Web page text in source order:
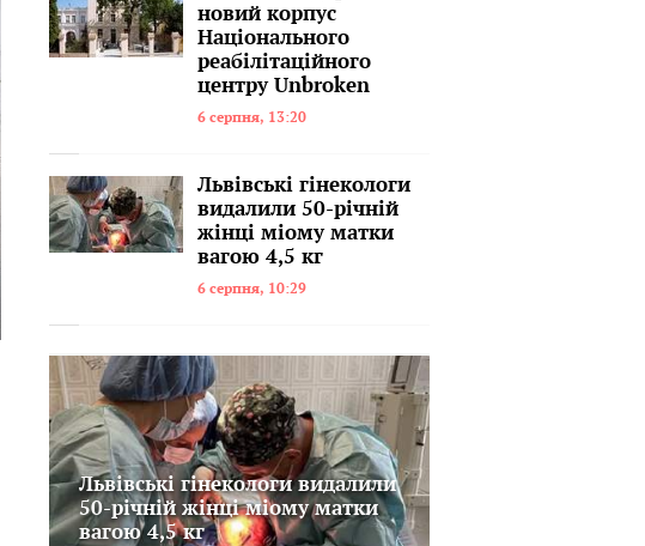
новий корпус
Національного
реабілітаційного
центру Unbroken
6 серпня, 13:20
Львівські гінекологи
видалили 50-річній
жінці міому матки
вагою 4,5 кг
6 серпня, 10:29
Львівські гінекологи видалили
50-річній жінці міому матки
вагою 4,5 кг